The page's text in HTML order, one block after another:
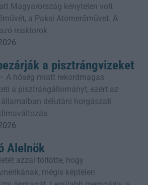
Magyarország kénytelen volt
a Paksi Atomerőművet. A
reaktorok
a pisztrángvizeket
A hőség miatt rekordmagas
a pisztrángállományt, ezért az
délutáni horgászati
Alelnök
azzal töltötte, hogy
mégis képtelen